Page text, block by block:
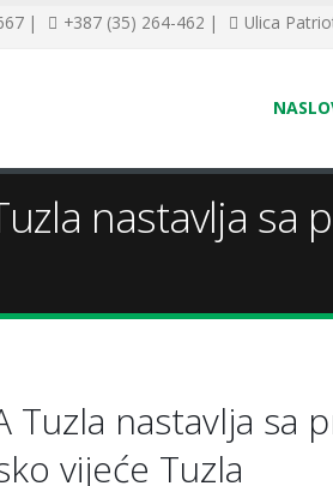
| +387 (35) 264-462 | Ulica
nastavlja sa
Tuzla nastavlja sa
vijeće Tuzla